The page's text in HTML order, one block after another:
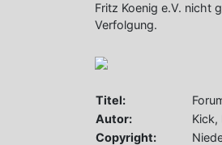
Fritz Koenig e.V. nicht
Verfolgung.
Titel:
Autor:
Kick,
Copyright: